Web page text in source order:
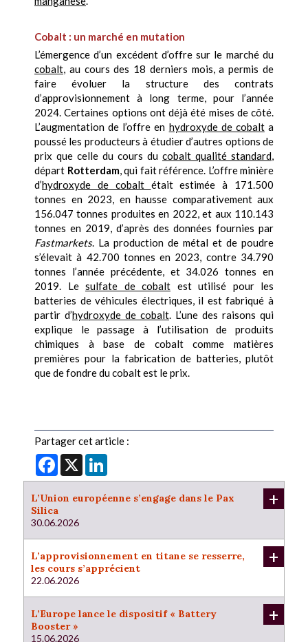
Cobalt : un marché en mutation
L’émergence d’un excédent d’offre sur le marché du
cobalt, au cours des 18 derniers mois, a permis de
faire évoluer la structure des contrats
d’approvisionnement à long terme, pour l’année
2024. Certaines options ont déjà été mises de côté.
L’augmentation de l’offre en hydroxyde de cobalta
poussé les producteurs à étudier d’autres options de
prix que celle du cours du cobalt qualité standard,
départ Rotterdam, qui fait référence. L’offre minière
d’hydroxyde de cobalt était estimée à 171.500
tonnes en 2023, en hausse comparativement aux
156.047 tonnes produites en 2022, et aux 110.143
tonnes en 2019, d’après des données fournies par
Fastmarkets. La production de métal et de poudre
s’élevait à 42.700 tonnes en 2023, contre 34.790
tonnes l’année précédente, et 34.026 tonnes en
2019. Le sulfate de cobalt est utilisé pour les
batteries de véhicules électriques, il est fabriqué à
partir d’hydroxyde de cobalt. L’une des raisons qui
explique le passage à l’utilisation de produits
chimiques à base de cobalt comme matières
premières pour la fabrication de batteries, plutôt
que de fondre du cobalt est le prix.
Partager cet article :
Facebook
X
L’Union européenne s’engage dans le Pax
Silica
30.06.2026
+
L’approvisionnement en titane se resserre,
les cours s’apprécient
22.06.2026
+
L’Europe lance le dispositif « Battery
Booster »
15.06.2026
+